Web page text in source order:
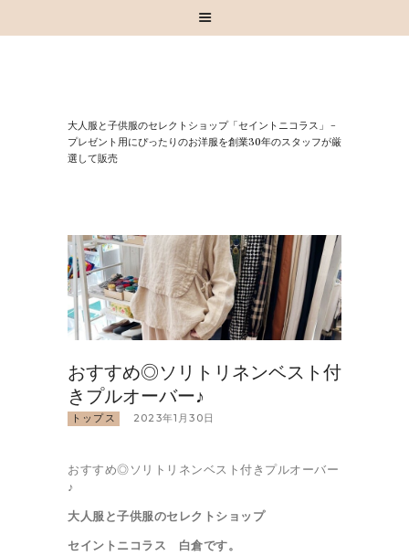
⼤⼈服と⼦供服のセレクトショップ「セイントニコラス」 –
プレゼント⽤にぴったりのお洋服を創業30年のスタッフが厳
選して販売
お知らせ
お買い物
取扱いブランド
お問い合わせ
おすすめ◎ソリトリネンベスト付
きプルオーバー♪
トップス 2023年1月30日
おすすめ◎ソリトリネンベスト付きプルオーバー
♪
大人服と子供服のセレクトショップ
セイントニコラス 白倉です。